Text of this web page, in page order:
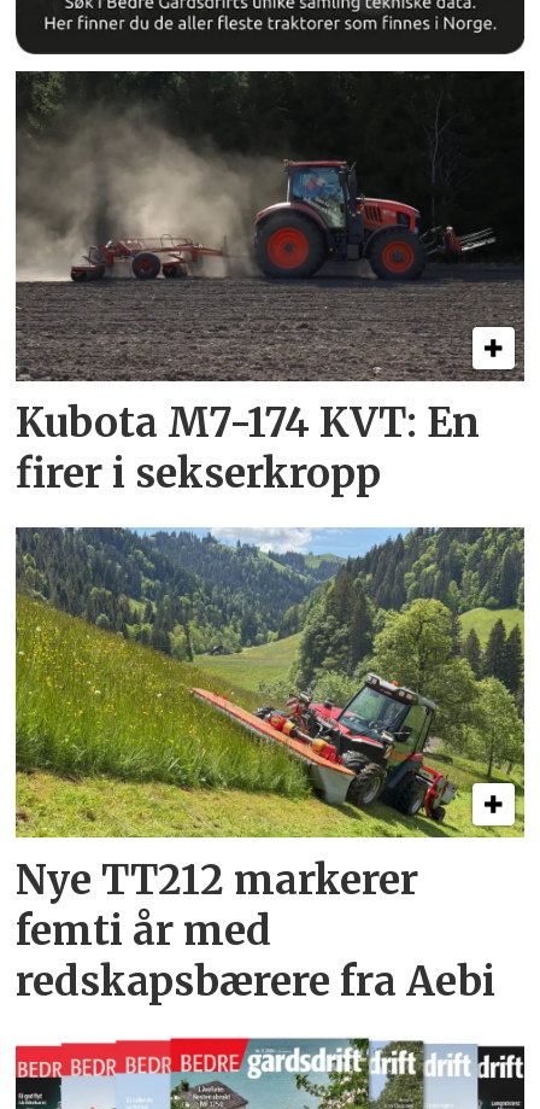
Kubota M7-174 KVT: En
firer i sekserkropp
Nye TT212 markerer
femti år­ med
redskapsbærere fra Aebi